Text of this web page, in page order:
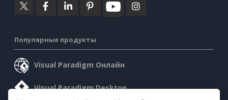
Популярные продукты
Visual Paradigm Онлайн
Visual Paradigm Desktop